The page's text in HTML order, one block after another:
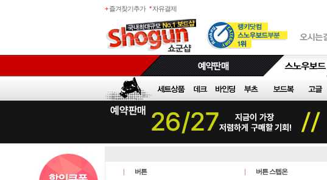
+ 즐겨찾기추가 * 자유결제
버튼 버튼 스텝온